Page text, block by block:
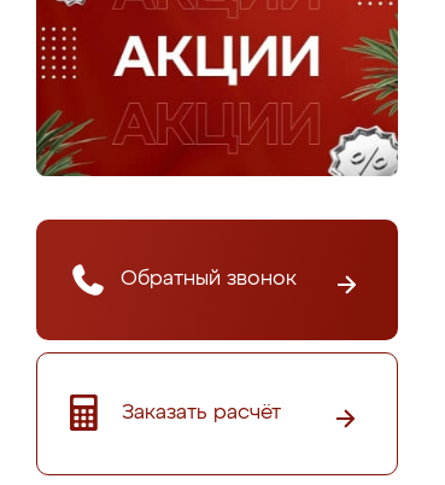
Обратный звонок
Заказать расчёт